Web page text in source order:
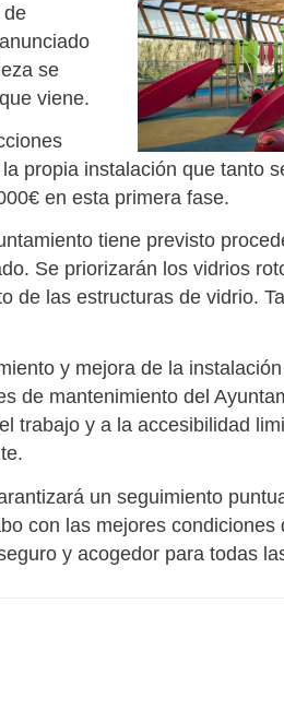
de
se
viene.
propia instalación que tanto
en esta primera fase.
tiene previsto
Se priorizarán los vidrios
de las estructuras de vidrio.
y mejora de la
de mantenimiento del
trabajo y a la accesibilidad
un seguimiento
con las mejores
y acogedor para todas